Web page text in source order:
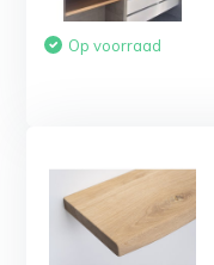
Op voorraad